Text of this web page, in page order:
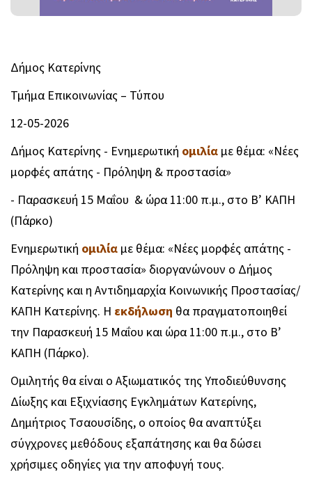
Δήμος Κατερίνης
Τμήμα Επικοινωνίας – Τύπου
12-05-2026
Δήμος Κατερίνης - Ενημερωτική ομιλία με θέμα: «Νέες
μορφές απάτης - Πρόληψη & προστασία»
- Παρασκευή 15 Μαΐου & ώρα 11:00 π.μ., στο Β’ ΚΑΠΗ
(Πάρκο)
Ενημερωτική ομιλία με θέμα: «Νέες μορφές απάτης -
Πρόληψη και προστασία» διοργανώνουν ο Δήμος
Κατερίνης και η Αντιδημαρχία Κοινωνικής Προστασίας/
ΚΑΠΗ Κατερίνης. Η εκδήλωση θα πραγματοποιηθεί
την Παρασκευή 15 Μαΐου και ώρα 11:00 π.μ., στο Β’
ΚΑΠΗ (Πάρκο).
Ομιλητής θα είναι ο Αξιωματικός της Υποδιεύθυνσης
Δίωξης και Εξιχνίασης Εγκλημάτων Κατερίνης,
Δημήτριος Τσαουσίδης, ο οποίος θα αναπτύξει
σύγχρονες μεθόδους εξαπάτησης και θα δώσει
χρήσιμες οδηγίες για την αποφυγή τους.